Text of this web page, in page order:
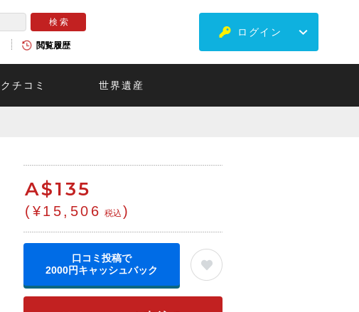
閲覧履歴
ログイン
クチコミ 世界遺産
A$135
(¥15,506 税込 )
口コミ投稿で
2000円キャッシュバック